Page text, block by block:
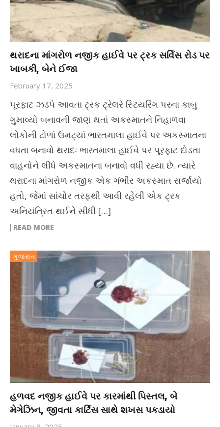
થરાદના માંગરોળ નજીક હાઈવે પર ટ્રક સર્વિસ રોડ પર
ખાબકી, બેને ઈજા
February 17, 2025
પૂરફાટ ઝડપે આવતા ટ્રક ટ્રેલરે સ્ટિયરિંગ પરના કાબુ
ગુમાવ્યો બનાવની જાણ થતાં અકસ્માતને નિહાળવા
લોકોની ટોળાં ઉમટ્યાં ભારતમાલા હાઈવે પર અકસ્માતના
વધતા બનાવો થરાદઃ ભારતમાલા હાઈવે પર પૂરફાટ દોડતા
વાહનોને લીધે અકસ્માતના બનાવો વધી રહ્યા છે. ત્યારે
થરાદના માંગરોળ નજીક એક ગંભીર અકસ્માત સર્જાયો
હતો, જેમાં સાંચોર તરફથી આવી રહેલી એક ટ્રક
અનિયંત્રિત થઈને સીધી […]
READ MORE
ગુજરાત
હળવદ નજીક હાઈવે પર કારમાંથી પિસ્તલ, બે
મેગેઝિન, જીવતા કાર્ટિંસ સાથે શખસ પકડાયો